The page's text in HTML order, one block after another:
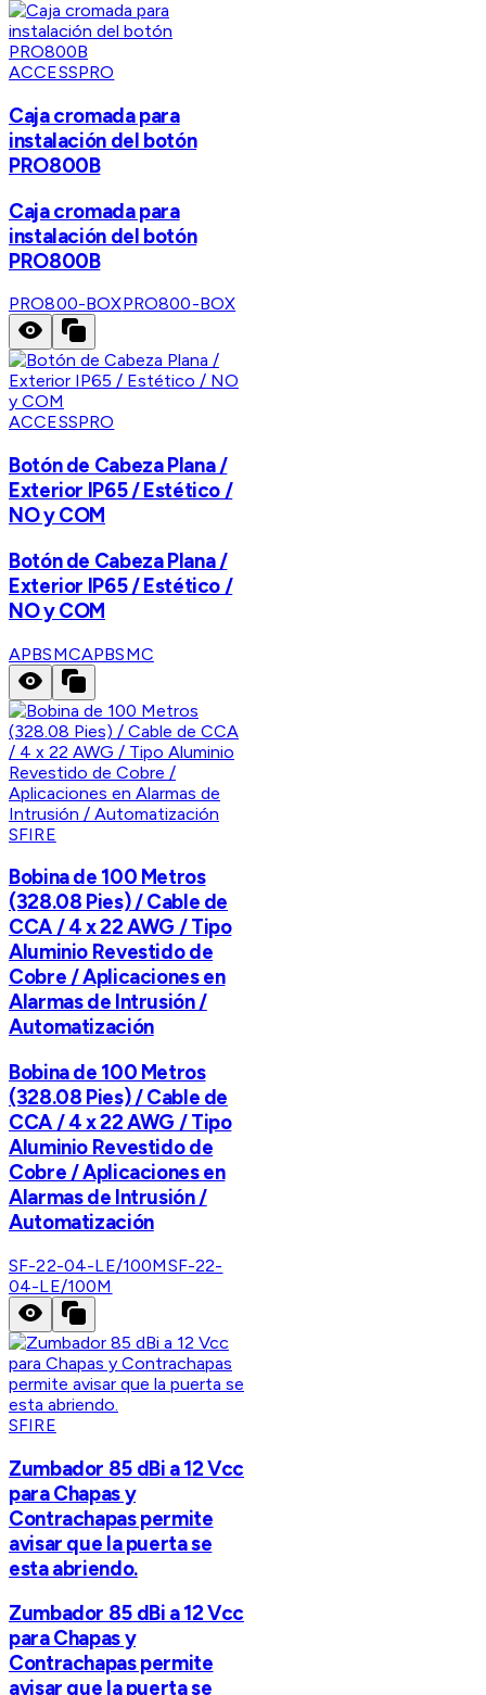
ACCESSPRO
Caja cromada para
instalación del botón
PRO800B
Caja cromada para
instalación del botón
PRO800B
PRO800-BOXPRO800-BOX
ACCESSPRO
Botón de Cabeza Plana /
Exterior IP65 / Estético /
NO y COM
Botón de Cabeza Plana /
Exterior IP65 / Estético /
NO y COM
APBSMCAPBSMC
SFIRE
Bobina de 100 Metros
(328.08 Pies) / Cable de
CCA / 4 x 22 AWG / Tipo
Aluminio Revestido de
Cobre / Aplicaciones en
Alarmas de Intrusión /
Automatización
Bobina de 100 Metros
(328.08 Pies) / Cable de
CCA / 4 x 22 AWG / Tipo
Aluminio Revestido de
Cobre / Aplicaciones en
Alarmas de Intrusión /
Automatización
SF-22-04-LE/100MSF-22-
04-LE/100M
SFIRE
Zumbador 85 dBi a 12 Vcc
para Chapas y
Contrachapas permite
avisar que la puerta se
esta abriendo.
Zumbador 85 dBi a 12 Vcc
para Chapas y
Contrachapas permite
avisar que la puerta se